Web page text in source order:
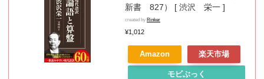
新書 827） [ 渋沢 栄一 ]
created by Rinker
¥1,012
Amazon 楽天市場
モビぶっく